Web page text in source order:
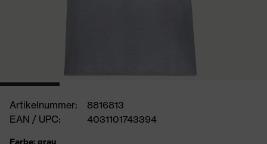
Artikelnummer:
8816813
EAN / UPC:
4031101743394
Farbe: grau